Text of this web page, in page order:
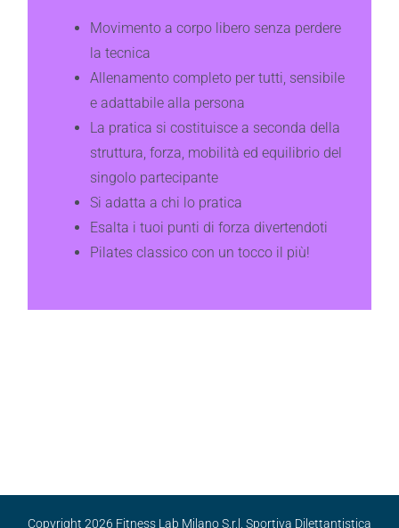
Movimento a corpo libero senza perdere
la tecnica
Allenamento completo per tutti, sensibile
e adattabile alla persona
La pratica si costituisce a seconda della
struttura, forza, mobilità ed equilibrio del
singolo partecipante
Si adatta a chi lo pratica
Esalta i tuoi punti di forza divertendoti
Pilates classico con un tocco il più!
Copyright 2026 Fitness Lab Milano S.r.l. Sportiva Dilettantistica